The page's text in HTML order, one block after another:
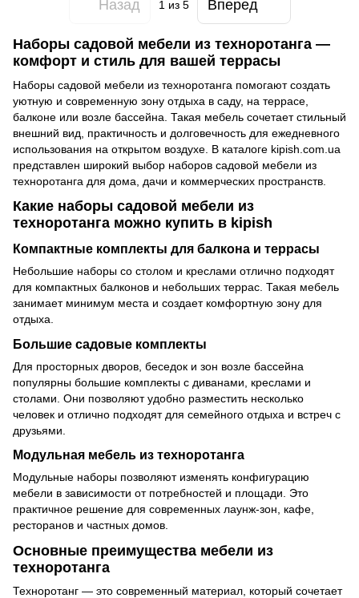
Назад 1из 5 Вперед
Наборы садовой мебели из техноротанга —
комфорт и стиль для вашей террасы
Наборы садовой мебели из техноротанга помогают создать
уютную и современную зону отдыха в саду, на террасе,
балконе или возле бассейна. Такая мебель сочетает стильный
внешний вид, практичность и долговечность для ежедневного
использования на открытом воздухе. В каталоге kipish.com.ua
представлен широкий выбор наборов садовой мебели из
техноротанга для дома, дачи и коммерческих пространств.
Какие наборы садовой мебели из
техноротанга можно купить в kipish
Компактные комплекты для балкона и террасы
Небольшие наборы со столом и креслами отлично подходят
для компактных балконов и небольших террас. Такая мебель
занимает минимум места и создает комфортную зону для
отдыха.
Большие садовые комплекты
Для просторных дворов, беседок и зон возле бассейна
популярны большие комплекты с диванами, креслами и
столами. Они позволяют удобно разместить несколько
человек и отлично подходят для семейного отдыха и встреч с
друзьями.
Модульная мебель из техноротанга
Модульные наборы позволяют изменять конфигурацию
мебели в зависимости от потребностей и площади. Это
практичное решение для современных лаунж-зон, кафе,
ресторанов и частных домов.
Основные преимущества мебели из
техноротанга
Техноротанг — это современный материал, который сочетает